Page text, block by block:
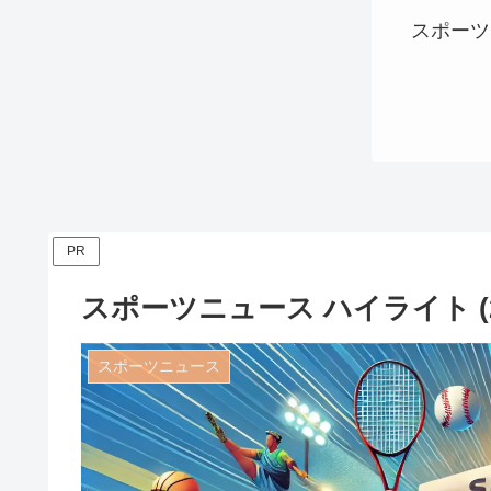
スポー
PR
スポーツニュース ハイライト
スポーツニュース